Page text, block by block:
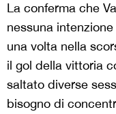
La conferma che
nessuna
una volta nella
il gol della vittoria
saltato diverse
bisogno di